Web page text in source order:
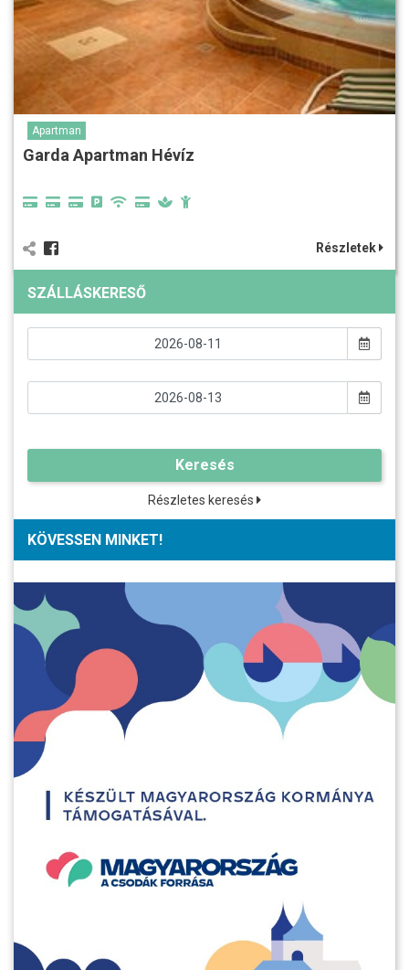
Apartman
Garda Apartman Hévíz
Részletek
SZÁLLÁSKERESŐ
Keresés
Részletes keresés
KÖVESSEN MINKET!